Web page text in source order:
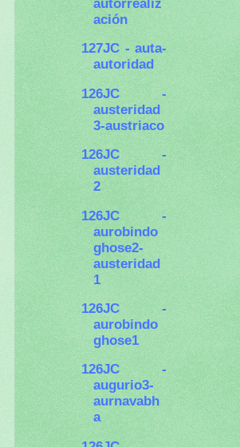
ación
127JC - auta-
autoridad
126JC -
austeridad
3-austriaco
126JC -
austeridad
2
126JC -
aurobindo
ghose2-
austeridad
1
126JC -
aurobindo
ghose1
126JC -
augurio3-
aurnavabh
a